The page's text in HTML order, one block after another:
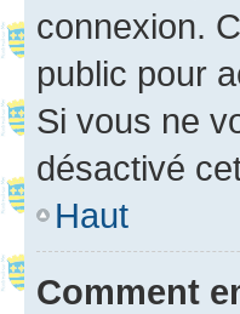
connexion.
public pour
Si vous ne
désactivé
Haut
Comment